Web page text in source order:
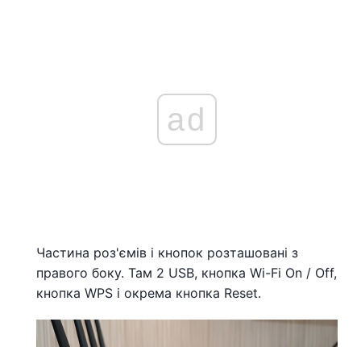
ad
Частина роз'ємів і кнопок розташовані з
правого боку. Там 2 USB, кнопка Wi-Fi On / Off,
кнопка WPS і окрема кнопка Reset.